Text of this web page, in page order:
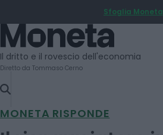
TO
CONTENT
Sfoglia Moneta
Moneta
Il dritto e il rovescio dell'economia
Diretto da Tommaso Cerno